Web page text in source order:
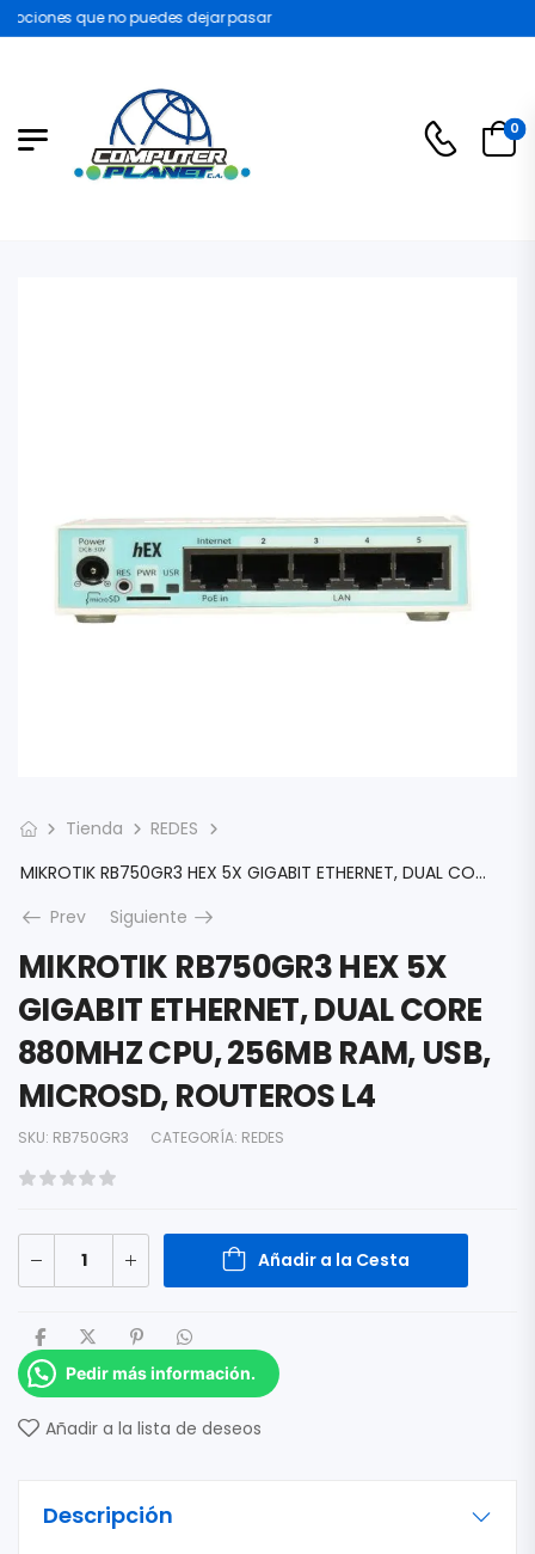
que no puedes dejar pasar
0
Tienda
REDES
MIKROTIK RB750GR3 HEX 5X GIGABIT ETHERNET, DUAL CORE 880MHZ CPU, 256MB RAM, USB, MICROSD, ROUTEROS L4
Prev
Siguiente
MIKROTIK RB750GR3 HEX 5X
GIGABIT ETHERNET, DUAL CORE
880MHZ CPU, 256MB RAM, USB,
MICROSD, ROUTEROS L4
SKU: RB750GR3 CATEGORÍA: REDES
Añadir a la Cesta
Pedir más información.
Añadir a la lista de deseos
Descripción